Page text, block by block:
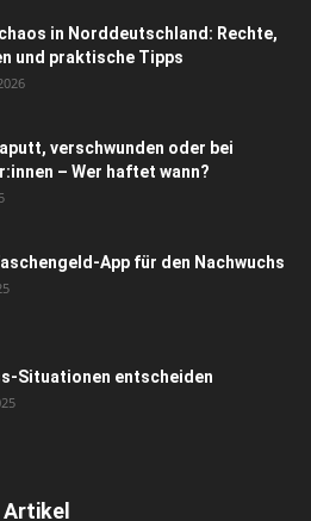
in Norddeutschland: Rechte,
und praktische Tipps
verschwunden oder bei
– Wer haftet wann?
App für den Nachwuchs
Situationen entscheiden